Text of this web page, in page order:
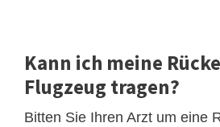
Kann ich meine
Flugzeug tragen?
Bitten Sie Ihren Arzt um eine